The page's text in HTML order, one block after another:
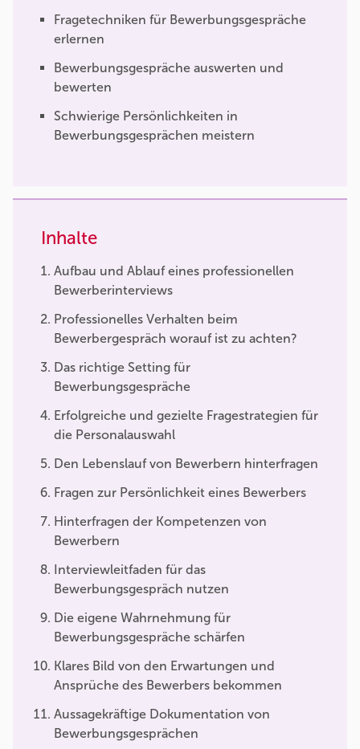
Fragetechniken für Bewerbungsgespräche
erlernen
Bewerbungsgespräche auswerten und
bewerten
Schwierige Persönlichkeiten in
Bewerbungsgesprächen meistern
Inhalte
Aufbau und Ablauf eines professionellen
Bewerberinterviews
Professionelles Verhalten beim
Bewerbergespräch worauf ist zu achten?
Das richtige Setting für
Bewerbungsgespräche
Erfolgreiche und gezielte Fragestrategien für
die Personalauswahl
Den Lebenslauf von Bewerbern hinterfragen
Fragen zur Persönlichkeit eines Bewerbers
Hinterfragen der Kompetenzen von
Bewerbern
Interviewleitfaden für das
Bewerbungsgespräch nutzen
Die eigene Wahrnehmung für
Bewerbungsgespräche schärfen
Klares Bild von den Erwartungen und
Ansprüche des Bewerbers bekommen
Aussagekräftige Dokumentation von
Bewerbungsgesprächen